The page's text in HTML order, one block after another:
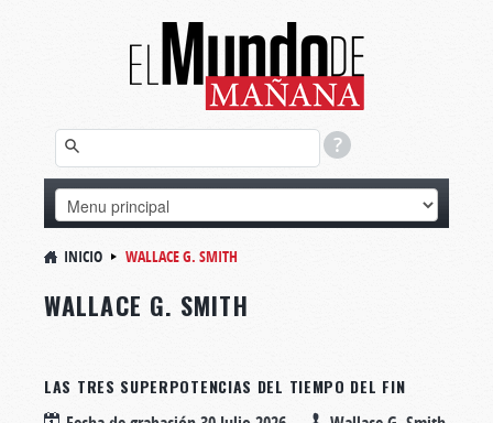
INICIO WALLACE G. SMITH
WALLACE G. SMITH
LAS TRES SUPERPOTENCIAS DEL TIEMPO DEL FIN